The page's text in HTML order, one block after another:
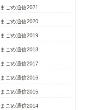
まごめ通信2021
まごめ通信2020
まごめ通信2019
まごめ通信2018
まごめ通信2017
まごめ通信2016
まごめ通信2015
まごめ通信2014